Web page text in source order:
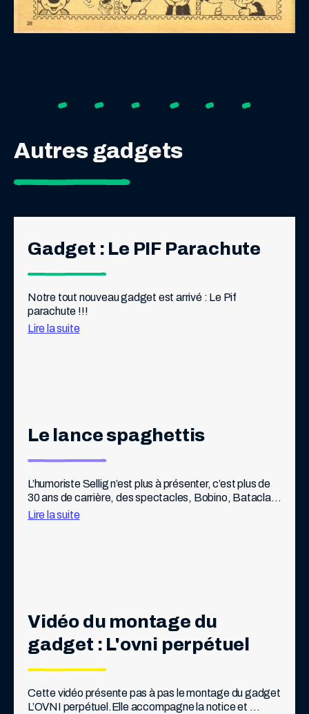
Autres gadgets
Gadget : Le PIF Parachute
Notre tout nouveau gadget est arrivé : Le Pif
parachute !!!
Lire la suite
Le lance spaghettis
L’humoriste Sellig n’est plus à présenter, c’est plus de
30 ans de carrière, des spectacles, Bobino, Bataclan,
Olympia, mais aussi 7 romans, 1 album de BD, 50
Lire la suite
Vidéo du montage du
gadget : L'ovni perpétuel
Cette vidéo présente pas à pas le montage du gadget
L’OVNI perpétuel.Elle accompagne la notice et